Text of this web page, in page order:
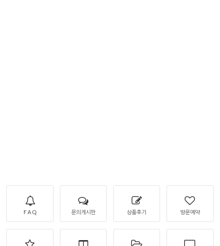
F A Q 문의게시판 상품후기 방문예약